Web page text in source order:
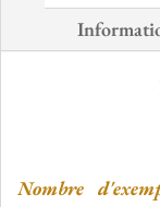
Nombre